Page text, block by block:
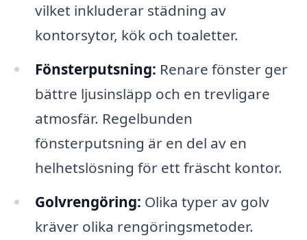
vilket inkluderar städning av
kontorsytor, kök och toaletter.
Fönsterputsning: Renare fönster ger
bättre ljusinsläpp och en trevligare
atmosfär. Regelbunden
fönsterputsning är en del av en
helhetslösning för ett fräscht kontor.
Golvrengöring: Olika typer av golv
kräver olika rengöringsmetoder.